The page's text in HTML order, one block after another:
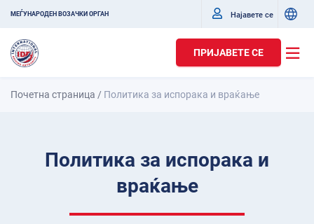
МЕЃУНАРОДЕН ВОЗАЧКИ ОРГАН Најавете се
ПРИЈАВЕТЕ СЕ
Почетна страница / Политика за испорака и враќање
Политика за испорака и
враќање